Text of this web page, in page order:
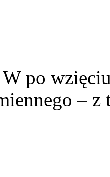
W po
– z